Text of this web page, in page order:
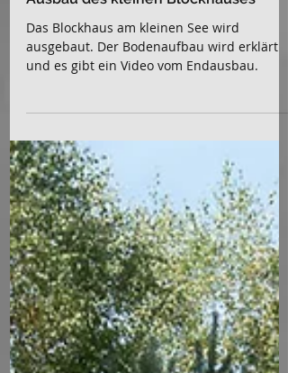
Urs
13. Dez. 2022
Ausbau des kleinen Blockhauses
Das Blockhaus am kleinen See wird
und es gibt ein Video vom Endausbau.